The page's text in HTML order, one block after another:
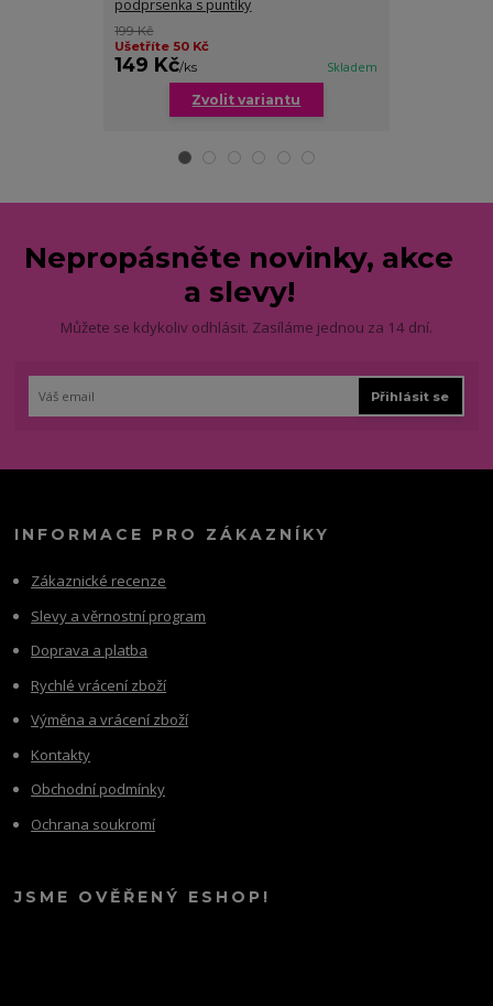
podprsenka s puntíky
199 Kč
Ušetříte 50 Kč
149 Kč/ks Skladem
Zvolit variantu
Nepropásněte novinky, akce
a slevy!
Můžete se kdykoliv odhlásit. Zasíláme jednou za 14 dní.
Přihlásit se
INFORMACE PRO ZÁKAZNÍKY
Zákaznické recenze
Slevy a věrnostní program
Doprava a platba
Rychlé vrácení zboží
Výměna a vrácení zboží
Kontakty
Obchodní podmínky
Ochrana soukromí
JSME OVĚŘENÝ ESHOP!